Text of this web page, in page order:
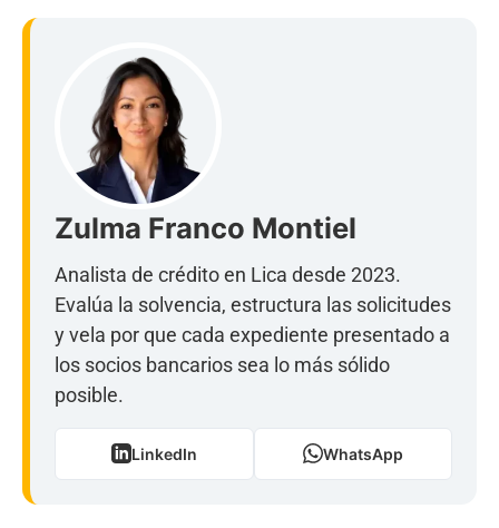
Zulma Franco Montiel
Analista de crédito en Lica desde 2023.
Evalúa la solvencia, estructura las solicitudes
y vela por que cada expediente presentado a
los socios bancarios sea lo más sólido
posible.
LinkedIn WhatsApp